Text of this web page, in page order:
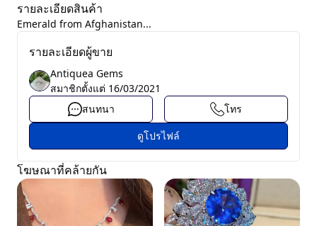
รายละเอียดสินค้า
Emerald from Afghanistan...
รายละเอียดผู้ขาย
Antiquea Gems
สมาชิกตั้งแต่ 16/03/2021
สนทนา
โทร
ดูโปรไฟล์
โฆษณาที่คล้ายกัน